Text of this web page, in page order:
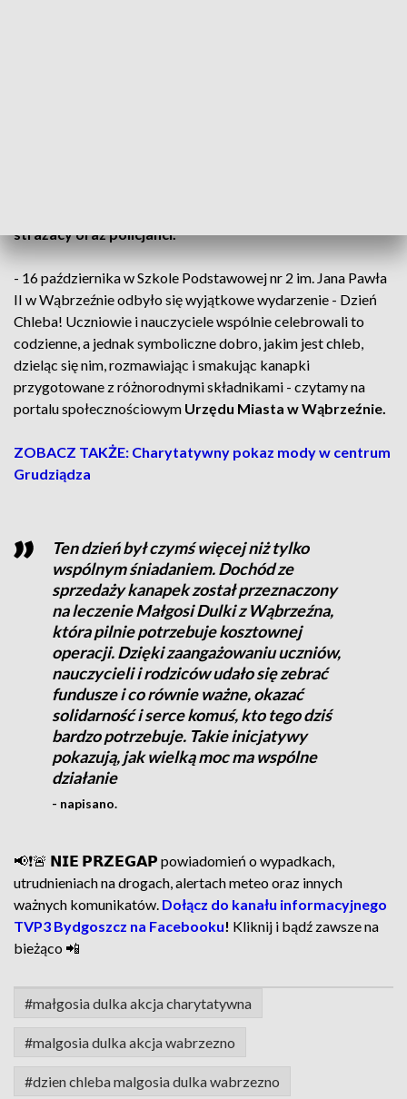
strażacy oraz policjanci.
- 16 października w Szkole Podstawowej nr 2 im. Jana Pawła
II w Wąbrzeźnie odbyło się wyjątkowe wydarzenie - Dzień
Chleba! Uczniowie i nauczyciele wspólnie celebrowali to
codzienne, a jednak symboliczne dobro, jakim jest chleb,
dzieląc się nim, rozmawiając i smakując kanapki
przygotowane z różnorodnymi składnikami - czytamy na
portalu społecznościowym Urzędu Miasta w Wąbrzeźnie.
ZOBACZ TAKŻE: Charytatywny pokaz mody w centrum
Grudziądza
Ten dzień był czymś więcej niż tylko
wspólnym śniadaniem. Dochód ze
sprzedaży kanapek został przeznaczony
na leczenie Małgosi Dulki z Wąbrzeźna,
która pilnie potrzebuje kosztownej
operacji. Dzięki zaangażowaniu uczniów,
nauczycieli i rodziców udało się zebrać
fundusze i co równie ważne, okazać
solidarność i serce komuś, kto tego dziś
bardzo potrzebuje. Takie inicjatywy
pokazują, jak wielką moc ma wspólne
działanie
- napisano.
📢❗🚨 𝗡𝗜𝗘 𝗣𝗥𝗭𝗘𝗚𝗔𝗣 powiadomień o wypadkach,
utrudnieniach na drogach, alertach meteo oraz innych
ważnych komunikatów. Dołącz do kanału informacyjnego
TVP3 Bydgoszcz na Facebooku! Kliknij i bądź zawsze na
bieżąco 📲
#małgosia dulka akcja charytatywna
#malgosia dulka akcja wabrzezno
#dzien chleba malgosia dulka wabrzezno